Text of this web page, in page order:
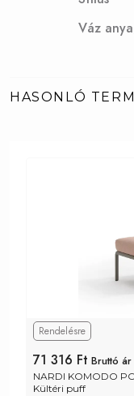
Váz
HASONLÓ
Rendelésre
71 316 Ft Bruttó ár
NARDI KOMODO
Kültéri puff